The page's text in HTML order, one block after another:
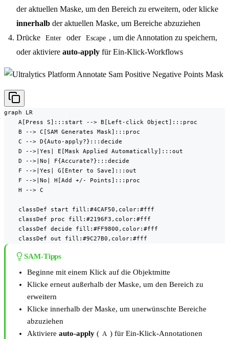
der aktuellen Maske, um den Bereich zu erweitern, oder klicke
innerhalb der aktuellen Maske, um Bereiche abzuziehen
Drücke
Enter oder Escape , um die Annotation zu speichern,
oder aktiviere auto-apply für Ein-Klick-Workflows
graph LR
    A[Press S]:::start --> B[Left-click Object]:::proc
    B --> C[SAM Generates Mask]:::proc
    C --> D{Auto-apply?}:::decide
    D -->|Yes| E[Mask Applied Automatically]:::out
    D -->|No| F{Accurate?}:::decide
    F -->|Yes| G[Enter to Save]:::out
    F -->|No| H[Add +/- Points]:::proc
    H --> C
    classDef start fill:#4CAF50,color:#fff
    classDef proc fill:#2196F3,color:#fff
    classDef decide fill:#FF9800,color:#fff
    classDef out fill:#9C27B0,color:#fff
SAM-Tipps
Beginne mit einem Klick auf die Objektmitte
Klicke erneut außerhalb der Maske, um den Bereich zu
erweitern
Klicke innerhalb der Maske, um unerwünschte Bereiche
abzuziehen
Aktiviere auto-apply ( A ) für Ein-Klick-Annotationen